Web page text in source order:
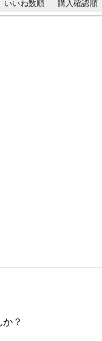
いいね数順 購入確認順
？